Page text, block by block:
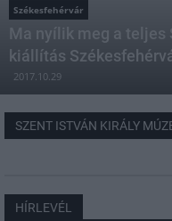
Székesfehérvár
Ma nyílik meg a
kiállítás
2017.10.29
SZENT ISTVÁN KIRÁLY
HÍRLEVÉL